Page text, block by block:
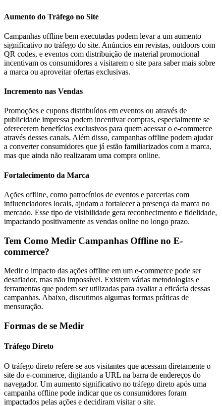
Aumento do Tráfego no Site
Campanhas offline bem executadas podem levar a um aumento
significativo no tráfego do site. Anúncios em revistas, outdoors com
QR codes, e eventos com distribuição de material promocional
incentivam os consumidores a visitarem o site para saber mais sobre
a marca ou aproveitar ofertas exclusivas.
Incremento nas Vendas
Promoções e cupons distribuídos em eventos ou através de
publicidade impressa podem incentivar compras, especialmente se
oferecerem benefícios exclusivos para quem acessar o e-commerce
através desses canais. Além disso, campanhas offline podem ajudar
a converter consumidores que já estão familiarizados com a marca,
mas que ainda não realizaram uma compra online.
Fortalecimento da Marca
Ações offline, como patrocínios de eventos e parcerias com
influenciadores locais, ajudam a fortalecer a presença da marca no
mercado. Esse tipo de visibilidade gera reconhecimento e fidelidade,
impactando positivamente as vendas online no longo prazo.
Tem Como Medir Campanhas Offline no E-
commerce?
Medir o impacto das ações offline em um e-commerce pode ser
desafiador, mas não impossível. Existem várias metodologias e
ferramentas que podem ser utilizadas para avaliar a eficácia dessas
campanhas. Abaixo, discutimos algumas formas práticas de
mensuração.
Formas de se Medir
Tráfego Direto
O tráfego direto refere-se aos visitantes que acessam diretamente o
site do e-commerce, digitando a URL na barra de endereços do
navegador. Um aumento significativo no tráfego direto após uma
campanha offline pode indicar que os consumidores foram
impactados pelas ações e decidiram visitar o site.